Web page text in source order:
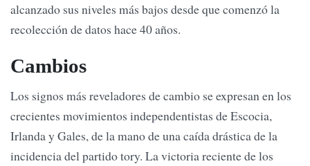
alcanzado sus niveles más bajos desde que comenzó la
recolección de datos hace 40 años.
Cambios
Los signos más reveladores de cambio se expresan en los
crecientes movimientos independentistas de Escocia,
Irlanda y Gales, de la mano de una caída drástica de la
incidencia del partido tory. La victoria reciente de los